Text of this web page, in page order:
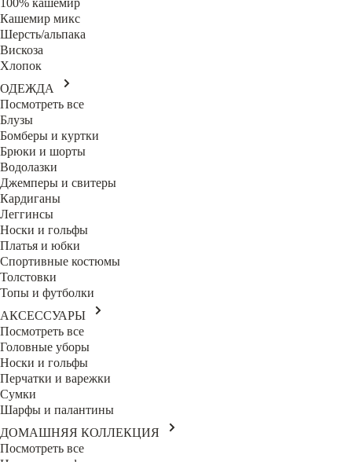
100% кашемир
Кашемир микс
Шерсть/альпака
Вискоза
Хлопок
ОДЕЖДА
Посмотреть все
Блузы
Бомберы и куртки
Брюки и шорты
Водолазки
Джемперы и свитеры
Кардиганы
Леггинсы
Носки и гольфы
Платья и юбки
Спортивные костюмы
Толстовки
Топы и футболки
АКСЕССУАРЫ
Посмотреть все
Головные уборы
Носки и гольфы
Перчатки и варежки
Сумки
Шарфы и палантины
ДОМАШНЯЯ КОЛЛЕКЦИЯ
Посмотреть все